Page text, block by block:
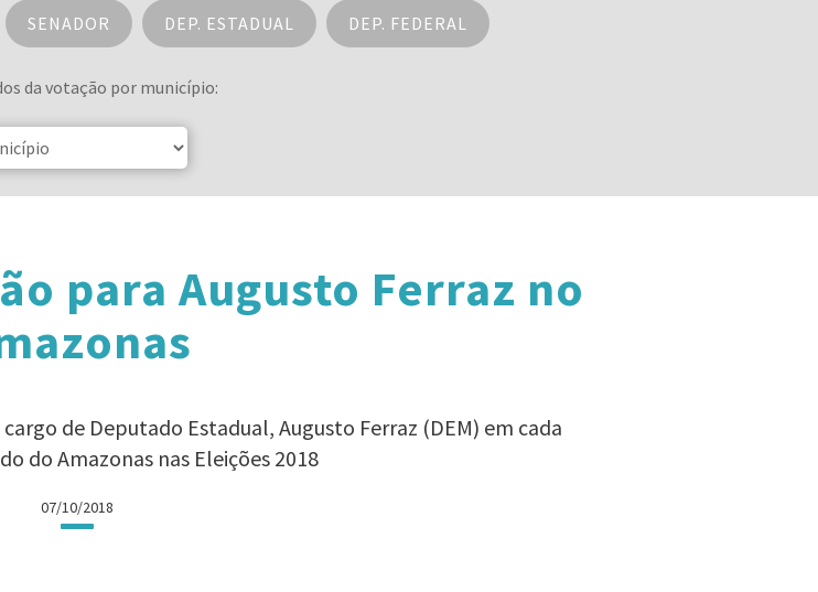
SENADOR DEP. ESTADUAL DEP. FEDERAL
da votação por município:
para Augusto Ferraz no
de Deputado Estadual, Augusto Ferraz (DEM) em cada
do Amazonas nas Eleições 2018
07/10/2018